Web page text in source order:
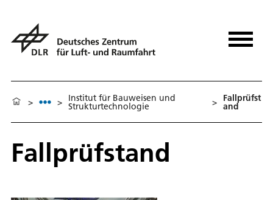
> > Institut für Bauweisen und
Strukturtechnologie > Fallprüfst
and
Fallprüfstand